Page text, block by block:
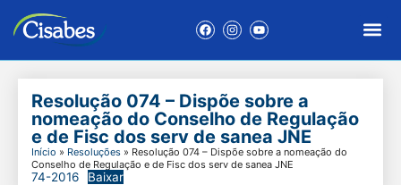
Resolução 074 – Dispõe sobre a
nomeação do Conselho de Regulação
e de Fisc dos serv de sanea JNE
Início » Resoluções » Resolução 074 – Dispõe sobre a nomeação do
Conselho de Regulação e de Fisc dos serv de sanea JNE
74-2016 Baixar